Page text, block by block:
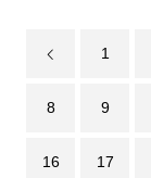
1
8 9
16 17